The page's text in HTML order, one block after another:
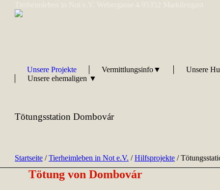
Unsere Projekte Vermittlungsinfo▼
Unsere
Unsere ehemaligen ▼
Tötungsstation Dombovár
Startseite /Tierheimleben in Not e.V. /Hilfsprojekte /
Tötung von Dombovár